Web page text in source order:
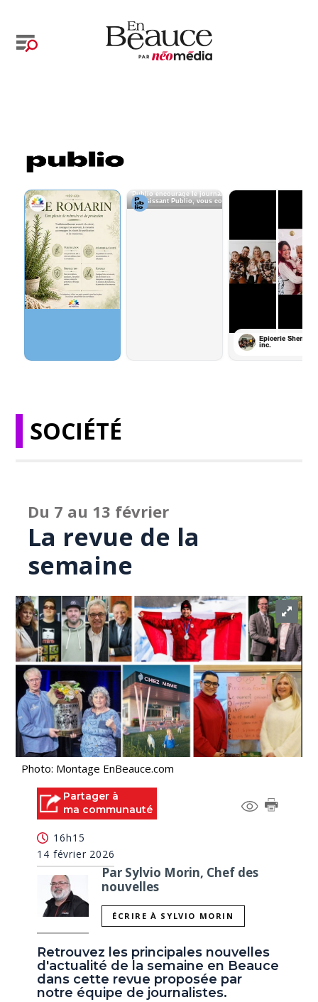
SOCIÉTÉ
Du 7 au 13 février
La revue de la
semaine
Photo: Montage EnBeauce.com
Partager à
ma communauté
16h15
14 février 2026
Par Sylvio Morin, Chef des
nouvelles
ÉCRIRE À SYLVIO MORIN
Retrouvez les principales nouvelles
d'actualité de la semaine en Beauce
dans cette revue proposée par
notre équipe de journalistes.